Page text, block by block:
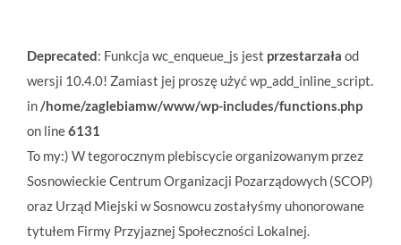
Deprecated: Funkcja wc_enqueue_js jest przestarzała od
wersji 10.4.0! Zamiast jej proszę użyć wp_add_inline_script.
in/home/zaglebiamw/www/wp-includes/functions.php
on line6131
To my:) W tegorocznym plebiscycie organizowanym przez
Sosnowieckie Centrum Organizacji Pozarządowych (SCOP)
oraz Urząd Miejski w Sosnowcu zostałyśmy uhonorowane
tytułem Firmy Przyjaznej Społeczności Lokalnej.